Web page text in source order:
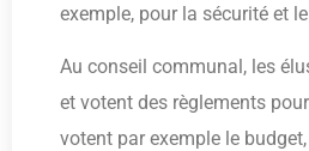
exemple, pour la sécurité et
Au conseil communal, les
et votent des règlements
votent par exemple le